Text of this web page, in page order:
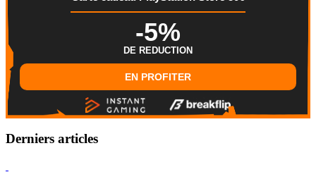
-5%
DE REDUCTION
EN PROFITER
Derniers articles